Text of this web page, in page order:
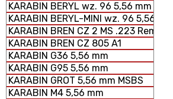
KARABIN BERYL wz. 96 5,56 mm
KARABIN BERYL-MINI wz. 96 5,56 mm
KARABIN BREN CZ 2 MS .223 Rem.
KARABIN BREN CZ 805 A1
KARABIN G36 5,56 mm
KARABIN G95 5,56 mm
KARABIN GROT 5,56 mm MSBS
KARABIN M4 5,56 mm